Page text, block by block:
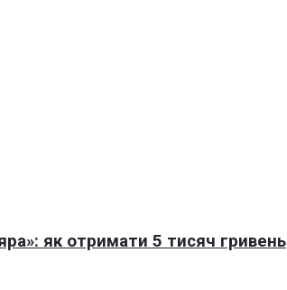
як отримати 5 тисяч гривень